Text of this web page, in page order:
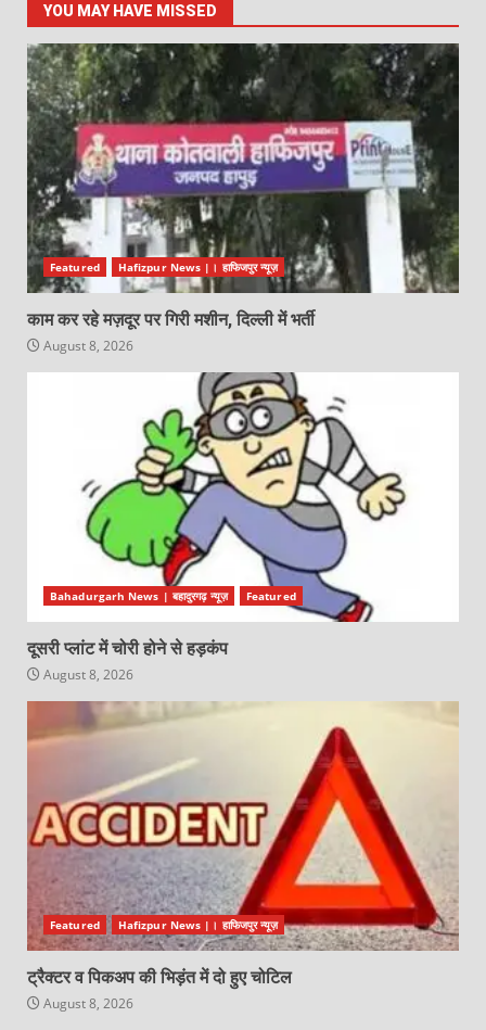
YOU MAY HAVE MISSED
Featured Hafizpur News |। हाफिजपुर न्यूज़
काम कर रहे मज़दूर पर गिरी मशीन, दिल्ली में भर्ती
August 8, 2026
Bahadurgarh News | बहादुरगढ़ न्यूज़ Featured
दूसरी प्लांट में चोरी होने से हड़कंप
August 8, 2026
Featured Hafizpur News |। हाफिजपुर न्यूज़
ट्रैक्टर व पिकअप की भिड़ंत में दो हुए चोटिल
August 8, 2026